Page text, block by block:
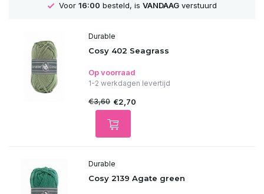
GRATISVerzending vanaf 75€
Durable
Cosy 402 Seagrass
Op voorraad
1-2 werkdagen levertijd
€3,60 €2,70
Durable
Cosy 2139 Agate green